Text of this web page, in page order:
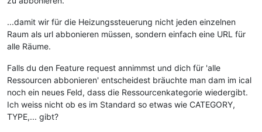
...damit wir für die Heizungssteuerung nicht jeden einzelnen
Raum als url abbonieren müssen, sondern einfach eine URL für
alle Räume.
Falls du den Feature request annimmst und dich für 'alle
Ressourcen abbonieren' entscheidest bräuchte man dam im ical
noch ein neues Feld, dass die Ressourcenkategorie wiedergibt.
Ich weiss nicht ob es im Standard so etwas wie CATEGORY,
TYPE,... gibt?